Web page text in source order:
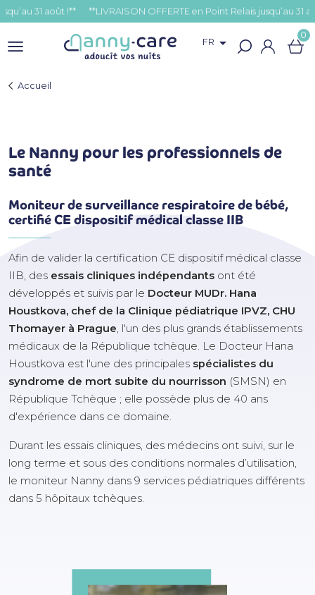
31 août !**
FR  0
Accueil
Le Nanny pour les professionnels de
santé
Moniteur de surveillance respiratoire de bébé,
certifié CE dispositif médical classe IIB
Afin de valider la certification CE dispositif médical classe
IIB, des essais cliniques indépendants ont été
développés et suivis par le Docteur MUDr. Hana
Houstkova, chef de la Clinique pédiatrique IPVZ, CHU
Thomayer à Prague , l'un des plus grands établissements
médicaux de la République tchèque. Le Docteur Hana
Houstkova est l'une des principales spécialistes du
syndrome de mort subite du nourrisson (SMSN) en
République Tchèque ; elle possède plus de 40 ans
d'expérience dans ce domaine.
Durant les essais cliniques, des médecins ont suivi, sur le
long terme et sous des conditions normales d’utilisation,
le moniteur Nanny dans 9 services pédiatriques différents
dans 5 hôpitaux tchèques.